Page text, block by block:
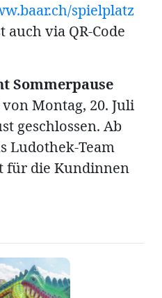
spielplatz
via QR-Code
Sommerpause
Montag, 20. Juli
geschlossen. Ab
Ludothek-Team
für die Kundinnen